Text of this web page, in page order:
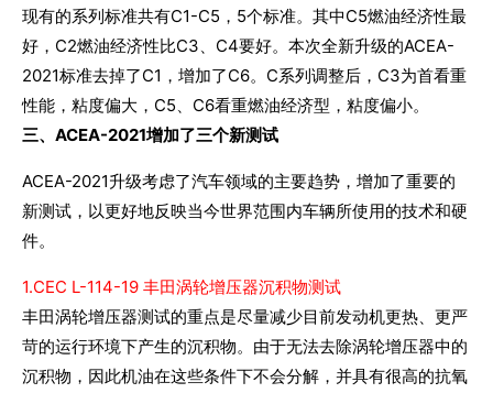
现有的系列标准共有C1-C5，5个标准。其中C5燃油经济性最
好，C2燃油经济性比C3、C4要好。本次全新升级的ACEA-
2021标准去掉了C1，增加了C6。C系列调整后，C3为首看重
性能，粘度偏大，C5、C6看重燃油经济型，粘度偏小。
三、 ACEA-2021增加了三个新测试
ACEA-2021升级考虑了汽车领域的主要趋势，增加了重要的
新测试，以更好地反映当今世界范围内车辆所使用的技术和硬
件。
1.CEC L-114-19 丰田涡轮增压器沉积物测试
丰田涡轮增压器测试的重点是尽量减少目前发动机更热、更严
苛的运行环境下产生的沉积物。由于无法去除涡轮增压器中的
沉积物，因此机油在这些条件下不会分解，并具有很高的抗氧